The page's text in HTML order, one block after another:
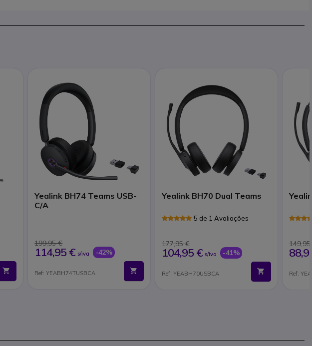
Yealink BH74 Teams USB-
C/A
199,95 €
114,95 € s/iva -42%
Ref: YEABH74TUSBCA
Yealink BH70 Dual Teams
5 de 1 Avaliações
177,95 €
104,95 € s/iva -41%
Ref: YEABH70USBCA Ref: